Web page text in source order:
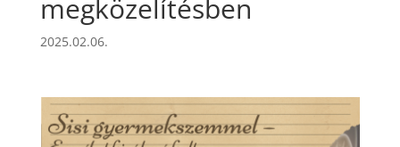
megközelítésben
2025.02.06.